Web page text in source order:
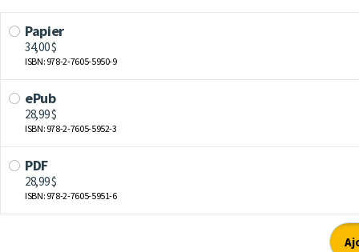
Papier
34,00 $
ISBN: 978-2-7605-5950-9
ePub
28,99 $
ISBN: 978-2-7605-5952-3
PDF
28,99 $
ISBN: 978-2-7605-5951-6